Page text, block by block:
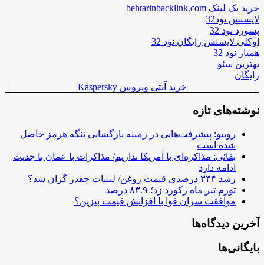
خرید بک لینک behtarinbacklink.com
لایسنس نود32
پسورد نود 32
اوکلی لایسنس رایگان نود 32
همیار نود 32
بهترین سئو
رایگان
خرید آنتی ویروس Kaspersky
نوشته‌های تازه
روبیو: پیشرفت‌هایی در زمینه بازگشایی تنگه هرمز حاصل
شده است
بقائی: مذاکره‌ای با آمریکا نداریم/ مذاکرات با عمان با جدیت
ادامه دارد
رشد ۳۴۴ درصدی قیمت روغن/ لبنیات چقدر گران شد؟
تورم تیر ماه رکورد زد؛ ۸۳.۹ درصد
موافقت سران قوا با افزایش قیمت بنزین؟
آخرین دیدگاه‌ها
بایگانی‌ها